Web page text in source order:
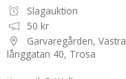
Slagauktion
50 kr
Garvaregården, Västra
långgatan 40, Trosa